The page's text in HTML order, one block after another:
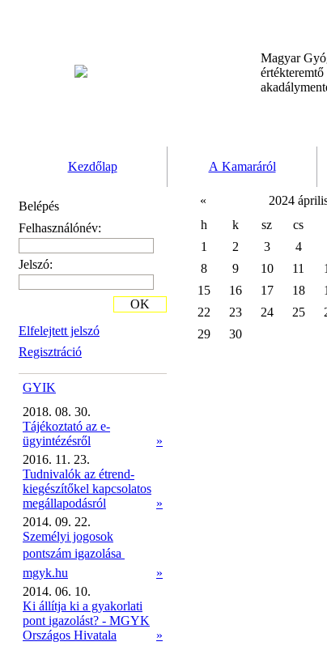
Magyar
Kezdőlap A Kamaráról
Belépés
Felhasználónév:
Jelszó:
Elfelejtett jelszó
Regisztráció
OK
GYIK
2018. 08. 30.
Tájékoztató az e-
ügyintézésről
»
2016. 11. 23.
Tudnivalók az étrend-
kiegészítőkel kapcsolatos
megállapodásról
»
2014. 09. 22.
Személyi jogosok
pontszám igazolása 
mgyk.hu
»
2014. 06. 10.
Ki állítja ki a gyakorlati
pont igazolást? - MGYK
Országos Hivatala
»
« 2024
h
k sz cs
1
2 3 4
8
9 10 11
15
16 17 18
22
23 24 25
29
30